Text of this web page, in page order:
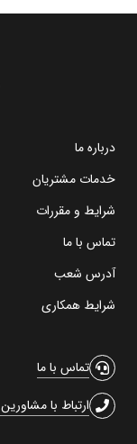
درباره ما
خدمات مشتریان
شرایط و مقررات
تماس با ما
آدرس شعب
شرایط همکاری
تماس با ما
ارتباط با مشاورین